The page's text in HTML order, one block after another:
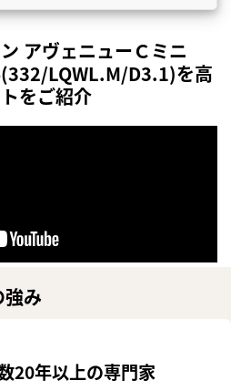
アヴェニューＣミニ
LQWL.M/D3.1)を高
をご紹介
み
20年以上の専門家